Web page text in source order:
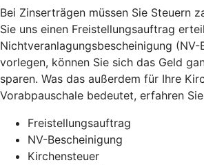
Bei Zinserträgen müssen Sie Steuern
Sie uns einen Freistellungsauftrag
Nichtveranlagungsbescheinigung (NV-
vorlegen, können Sie sich das Geld
sparen. Was das außerdem für Ihre
Vorabpauschale bedeutet, erfahren
Freistellungsauftrag
NV-Bescheinigung
Kirchensteuer